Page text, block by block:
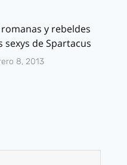
romanas y rebeldes
sexys de Spartacus
8, 2013